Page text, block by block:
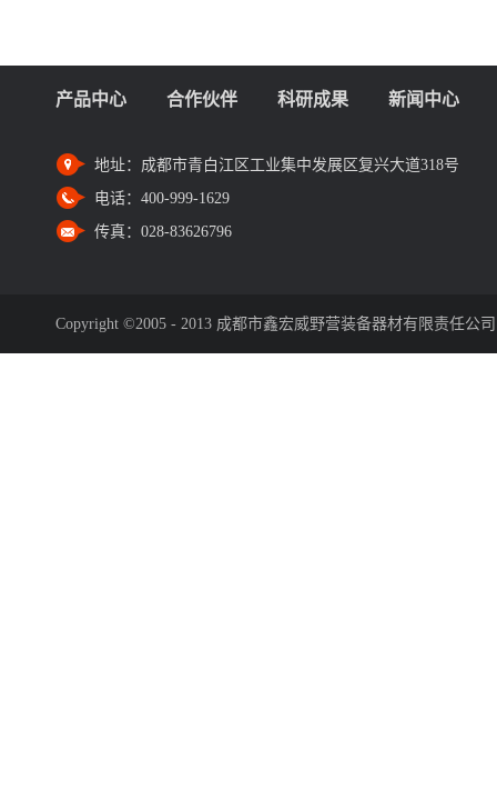
产品中心 合作伙伴 科研成果 新闻中心
地址： 成都市青白江区工业集中发展区复兴大道318号
电话： 400-999-1629
传真： 028-83626796
Copyright ©2005 - 2013 成都市鑫宏威野营装备器材有限责任公司